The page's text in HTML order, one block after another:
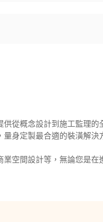
從概念設計到施工監理
身定製最合適的裝潢解決
空間設計等，無論您是